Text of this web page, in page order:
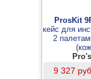
ProsKit
кейс для
2
9 327